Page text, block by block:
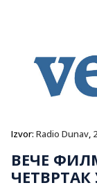
Izvor: Radio Dunav,
ВЕЧЕ